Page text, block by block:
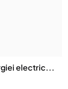
electric...